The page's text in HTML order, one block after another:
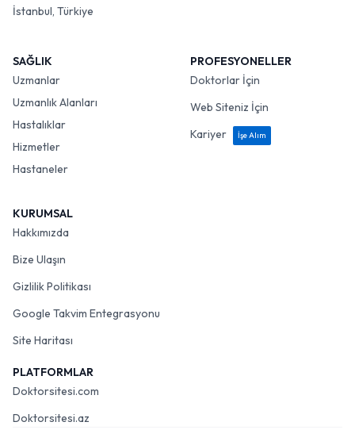
İstanbul, Türkiye
SAĞLIK
Uzmanlar
Uzmanlık Alanları
Hastalıklar
Hizmetler
Hastaneler
PROFESYONELLER
Doktorlar İçin
Web Siteniz İçin
Kariyer
İşe Alım
KURUMSAL
Hakkımızda
Bize Ulaşın
Gizlilik Politikası
Google Takvim Entegrasyonu
Site Haritası
PLATFORMLAR
Doktorsitesi.com
Doktorsitesi.az